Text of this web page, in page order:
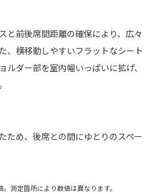
と前後席間距離の確保により、広々
、横移動しやすいフラットなシート
ルダー部を室内幅いっぱいに拡げ、
ため、後席との間にゆとりのスペー
測定箇所により数値は異なります。